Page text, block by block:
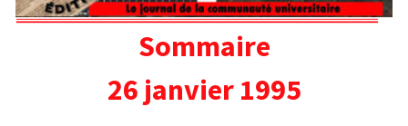
Sommaire
26 janvier 1995